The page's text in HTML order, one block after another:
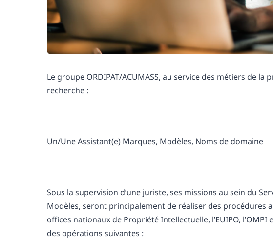
Le groupe ORDIPAT/ACUMASS, au service des métiers de
recherche :
Un/Une Assistant(e) Marques, Modèles, Noms de domaine
Sous la supervision d’une juriste, ses missions au sein du
Modèles, seront principalement de réaliser des procédures
offices nationaux de Propriété Intellectuelle, l’EUIPO,
des opérations suivantes :